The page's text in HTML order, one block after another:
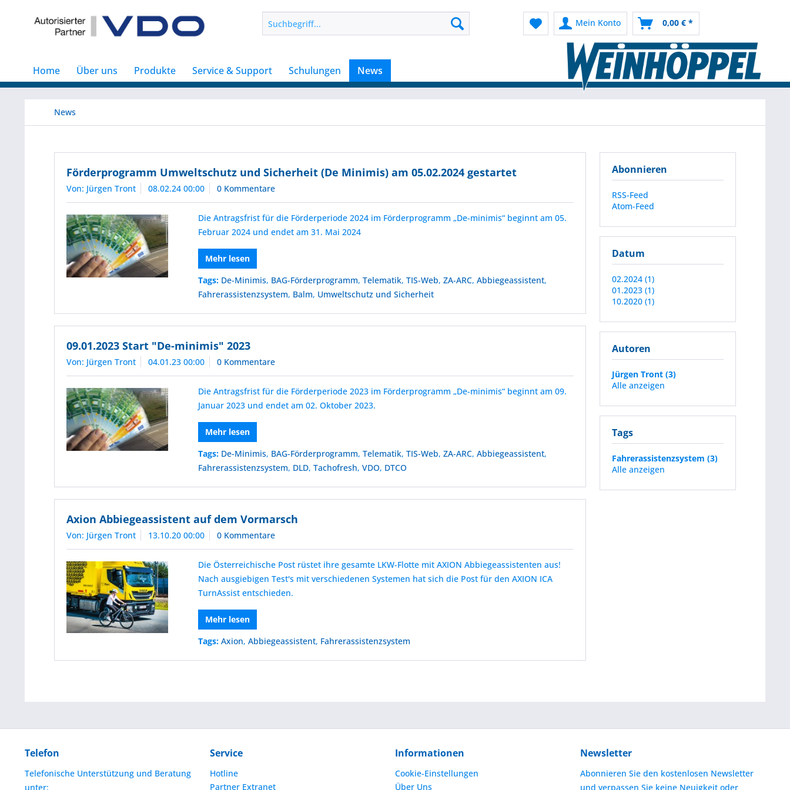
Mein Konto 0,00 € *
Home Über uns Produkte Service & Support Schulungen News
News
Abonnieren
RSS-Feed
Atom-Feed
Datum
02.2024 (1)
01.2023 (1)
10.2020 (1)
Autoren
Jürgen Tront (3)
Alle anzeigen
Tags
Fahrerassistenzsystem (3)
Alle anzeigen
Förderprogramm Umweltschutz und Sicherheit (De Minimis) am 05.02.2024 gestartet
Von: Jürgen Tront 08.02.24 00:00 0 Kommentare
Die Antragsfrist für die Förderperiode 2024 im Förderprogramm „De-minimis“ beginnt am 05.
Februar 2024 und endet am 31. Mai 2024
Mehr lesen
Tags: De-Minimis, BAG-Förderprogramm,Telematik,TIS-Web,ZA-ARC,Abbiegeassistent,
Fahrerassistenzsystem, Balm, Umweltschutz und Sicherheit
09.01.2023 Start "De-minimis" 2023
Von: Jürgen Tront 04.01.23 00:00 0 Kommentare
Die Antragsfrist für die Förderperiode 2023 im Förderprogramm „De-minimis“ beginnt am 09.
Januar 2023 und endet am 02. Oktober 2023.
Mehr lesen
Tags: De-Minimis, BAG-Förderprogramm,Telematik,TIS-Web,ZA-ARC,Abbiegeassistent,
Fahrerassistenzsystem, DLD,Tachofresh,VDO, DTCO
Axion Abbiegeassistent auf dem Vormarsch
Von: Jürgen Tront 13.10.20 00:00 0 Kommentare
Die Österreichische Post rüstet ihre gesamte LKW-Flotte mit AXION Abbiegeassistenten aus!
Nach ausgiebigen Test's mit verschiedenen Systemen hat sich die Post für den AXION ICA
TurnAssist entschieden.
Mehr lesen
Tags: Axion,Abbiegeassistent, Fahrerassistenzsystem
Telefon
Telefonische Unterstützung und Beratung
unter:
Service
Hotline
Partner Extranet
Informationen
Cookie-Einstellungen
Über Uns
Newsletter
Abonnieren Sie den kostenlosen Newsletter
und verpassen Sie keine Neuigkeit oder